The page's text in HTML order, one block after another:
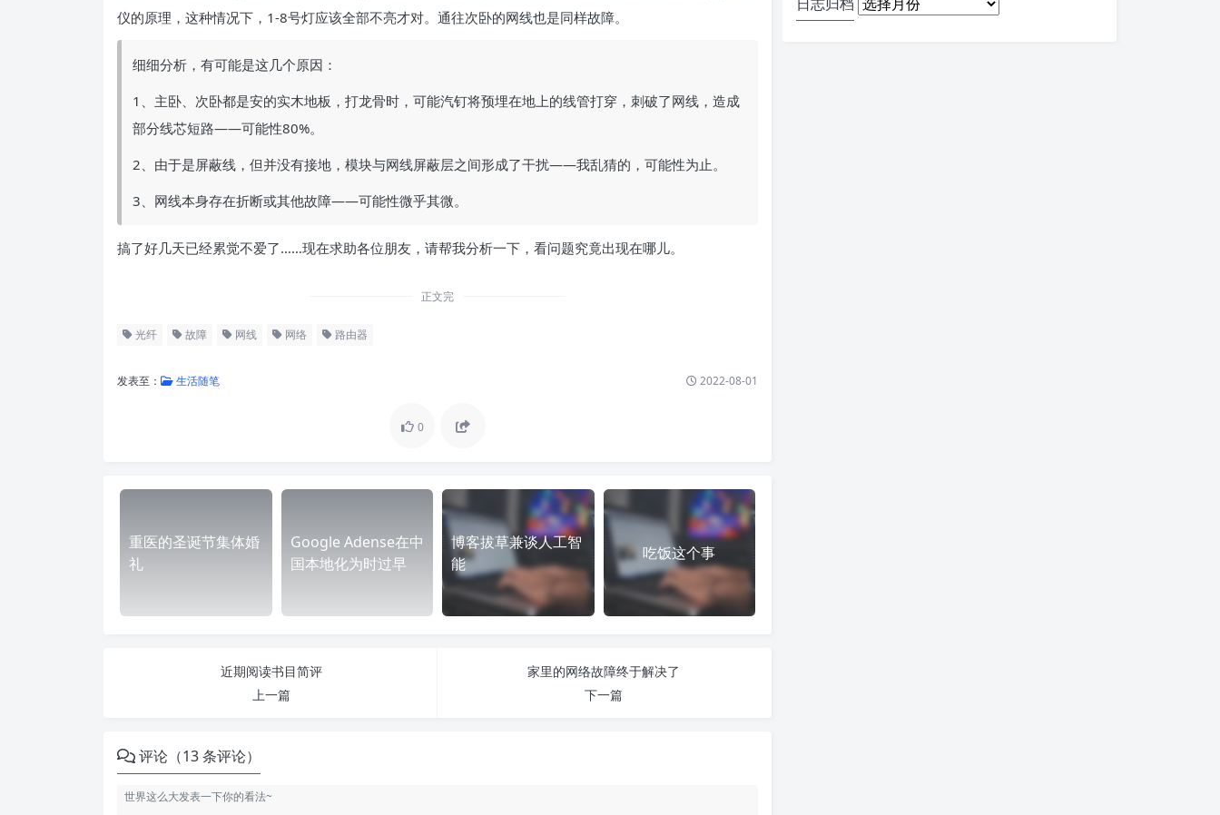
仪的原理，这种情况下，1-8号灯应该全部不亮才对。通往次卧的网线也是同样故障。
细细分析，有可能是这几个原因：
1、主卧、次卧都是安的实木地板，打龙骨时，可能汽钉将预埋在地上的线管打穿，刺破了网线，造成
部分线芯短路——可能性80%。
2、由于是屏蔽线，但并没有接地，模块与网线屏蔽层之间形成了干扰——我乱猜的，可能性为止。
3、网线本身存在折断或其他故障——可能性微乎其微。
搞了好几天已经累觉不爱了……现在求助各位朋友，请帮我分析一下，看问题究竟出现在哪儿。
正文完
光纤 故障 网线 网络 路由器
发表至： 生活随笔 2022-08-01
0
重医的圣诞节集体婚
礼
Google Adense在中
国本地化为时过早
博客拔草兼谈人工智
能
吃饭这个事
近期阅读书目简评
上一篇
家里的网络故障终于解决了
下一篇
评论（13 条评论）